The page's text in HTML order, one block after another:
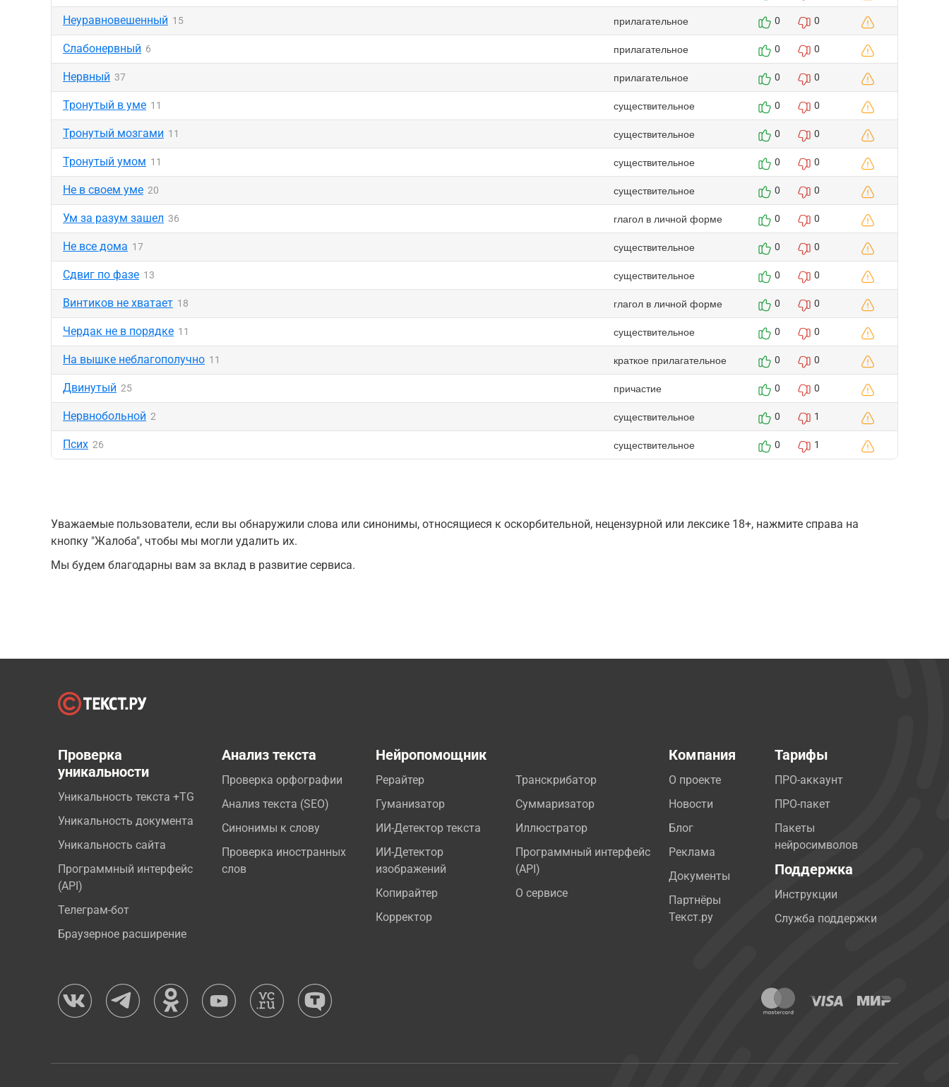
Неуравновешенный 15 прилагательное 0 0
Слабонервный 6 прилагательное 0 0
Нервный 37 прилагательное 0 0
Тронутый в уме 11 существительное 0 0
Тронутый мозгами 11 существительное 0 0
Тронутый умом 11 существительное 0 0
Не в своем уме 20 существительное 0 0
Ум за разум зашел 36 глагол в личной форме 0 0
Не все дома 17 существительное 0 0
Сдвиг по фазе 13 существительное 0 0
Винтиков не хватает 18 глагол в личной форме 0 0
Чердак не в порядке 11 существительное 0 0
На вышке неблагополучно 11 краткое прилагательное 0 0
Двинутый 25 причастие 0 0
Нервнобольной 2 существительное 0 1
Псих 26 существительное 0 1
Уважаемые пользователи, если вы обнаружили слова или синонимы, относящиеся к оскорбительной, нецензурной или лексике 18+, нажмите справа на
кнопку "Жалоба", чтобы мы могли удалить их.
Мы будем благодарны вам за вклад в развитие сервиса.
Проверка
уникальности
Уникальность текста +TG
Уникальность документа
Уникальность сайта
Программный интерфейс
(API)
Телеграм-бот
Браузерное расширение
Анализ текста
Проверка орфографии
Анализ текста (SEO)
Синонимы к слову
Проверка иностранных
слов
Нейропомощник
Рерайтер
Гуманизатор
ИИ-Детектор текста
ИИ-Детектор
изображений
Копирайтер
Корректор
Транскрибатор
Суммаризатор
Иллюстратор
Программный интерфейс
(API)
О сервисе
Компания
О проекте
Новости
Блог
Реклама
Документы
Партнёры
Текст.ру
Тарифы
ПРО-аккаунт
ПРО-пакет
Пакеты
нейросимволов
Поддержка
Инструкции
Служба поддержки